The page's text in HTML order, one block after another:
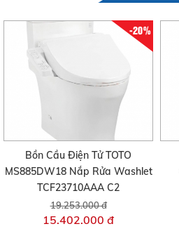
-20%
Bồn Cầu Điện Tử TOTO
MS885DW18 Nắp Rửa Washlet
TCF23710AAA C2
19.253.000 đ
15.402.000 đ